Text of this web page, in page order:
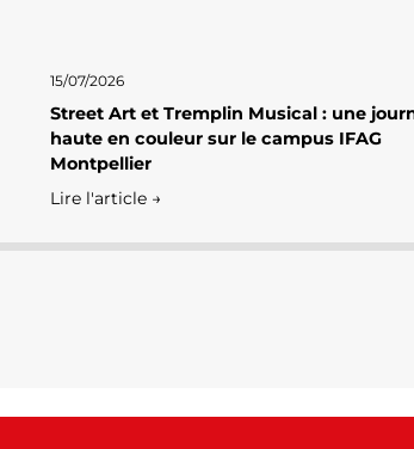
15/07/2026
Street Art et Tremplin Musical : une
haute en couleur sur le campus IFAG
Montpellier
Lire l'article →